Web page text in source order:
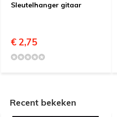
Sleutelhanger gitaar
€ 2,75
Recent bekeken